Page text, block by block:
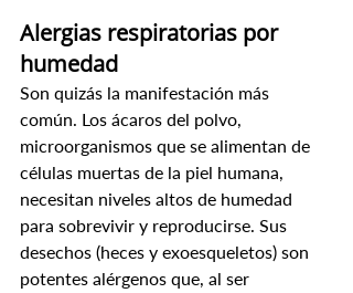
Alergias respiratorias por
humedad
Son quizás la manifestación más
común. Los ácaros del polvo,
microorganismos que se alimentan de
células muertas de la piel humana,
necesitan niveles altos de humedad
para sobrevivir y reproducirse. Sus
desechos (heces y exoesqueletos) son
potentes alérgenos que, al ser